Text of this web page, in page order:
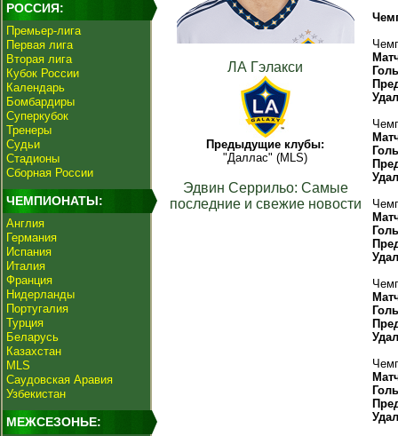
РОССИЯ:
Премьер-лига
Первая лига
Вторая лига
Кубок России
Календарь
Бомбардиры
Суперкубок
Тренеры
Судьи
Стадионы
Сборная России
ЧЕМПИОНАТЫ:
Англия
Германия
Испания
Италия
Франция
Нидерланды
Португалия
Турция
Беларусь
Казахстан
MLS
Саудовская Аравия
Узбекистан
МЕЖСЕЗОНЬЕ:
ЛА Гэлакси
Предыдущие клубы:
"Даллас" (MLS)
Эдвин Серрильо: Самые
последние и свежие новости